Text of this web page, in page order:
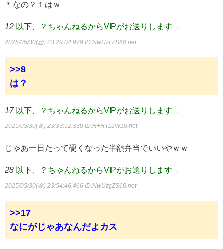
＊なの？１はｗ
12 以下、？ちゃんねるからVIPがお送りします ：
2025/05/30(金) 23:29:04.979 ID:NwUzgZS60.net
>>8
は？
17 以下、？ちゃんねるからVIPがお送りします ：
2025/05/30(金) 23:33:52.339 ID:R+HTLuW10.net
じゃあ一日たって硬くなった半額弁当でいいやｗｗ
28 以下、？ちゃんねるからVIPがお送りします ：
2025/05/30(金) 23:54:46.466 ID:NwUzgZS60.net
>>17
なにがじゃあなんだよカス